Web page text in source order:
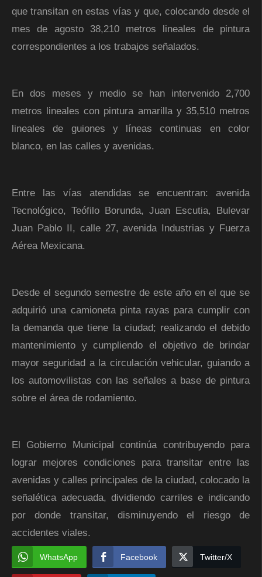
que transitan en estas vías y que, colocando desde el
mes de agosto 38,210 metros lineales de pintura
correspondientes a los trabajos señalados.
En dos meses y medio se han intervenido 2,700
metros lineales con pintura amarilla y 35,510 metros
lineales de guiones y líneas continuas en color
blanco, en las calles y avenidas.
Entre las vías atendidas se encuentran: avenida
Tecnológico, Teófilo Borunda, Juan Escutia, Bulevar
Juan Pablo II, calle 27, avenida Industrias y Fuerza
Aérea Mexicana.
Desde el segundo semestre de este año en el que se
adquirió una camioneta pinta rayas para cumplir con
la demanda que tiene la ciudad; realizando el debido
mantenimiento y cumpliendo el objetivo de brindar
mayor seguridad a la circulación vehicular, guiando a
los automovilistas con las señales a base de pintura
sobre el área de rodamiento.
El Gobierno Municipal continúa contribuyendo para
lograr mejores condiciones para transitar entre las
avenidas y calles principales de la ciudad, colocado la
señalética adecuada, dividiendo carriles e indicando
por donde transitar, disminuyendo el riesgo de
accidentes viales.
WhatsApp Facebook Twitter/X